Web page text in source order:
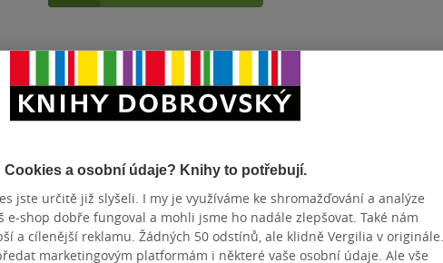
Cookies a osobní údaje? Knihy to potřebují.
jste určitě již slyšeli. I my je využíváme ke shromažďování a analýze
e-shop dobře fungoval a mohli jsme ho nadále zlepšovat. Také nám
a cílenější reklamu. Žádných 50 odstínů, ale klidně Vergilia v originále.
marketingovým platformám i některé vaše osobní údaje. Ale vše